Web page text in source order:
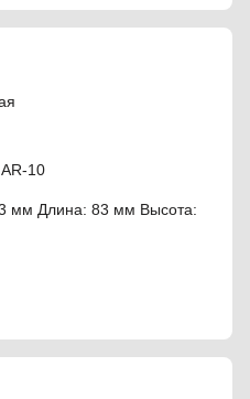
10
мм Длина: 83 мм Высота: